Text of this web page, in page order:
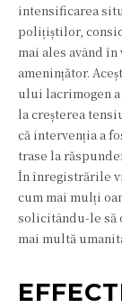
intensificarea
polițiștilor,
mai ales având în
amenințător.
ului lacrimogen
la creșterea
că intervenția a
trase la
În înregistrările
cum mai mulți
solicitându-le să
mai multă